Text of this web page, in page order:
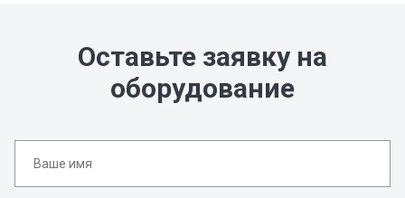
Оставьте заявку на
оборудование